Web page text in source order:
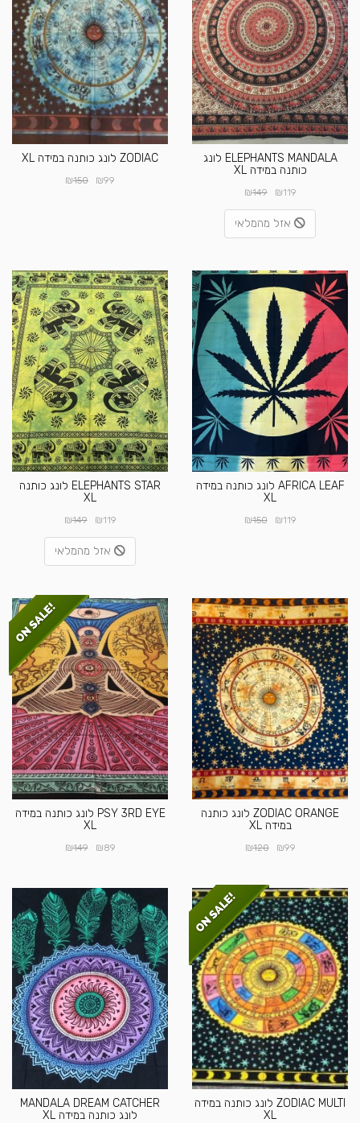
ELEPHANTS MANDALA לונג
כותנה במידה XL
₪119
₪149
אזל מהמלאי
ZODIAC לונג כותנה במידה XL
₪99
₪150
AFRICA LEAF לונג כותנה במידה
XL
₪119
₪150
ELEPHANTS STAR לונג כותנה
XL
₪119
₪149
אזל מהמלאי
ZODIAC ORANGE לונג כותנה
במידה XL
₪99
₪120
PSY 3RD EYE לונג כותנה במידה
XL
₪89
₪149
ZODIAC MULTI לונג כותנה במידה
XL
MANDALA DREAM CATCHER
לונג כותנה במידה XL